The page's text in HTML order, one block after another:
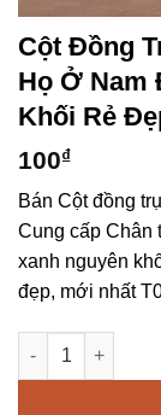
Cột Đồng
Họ Ở Nam
Khối Rẻ
100₫
Bán Cột đồng
Cung cấp Chân
xanh nguyên
đẹp, mới nhất
Cột đồng trụ